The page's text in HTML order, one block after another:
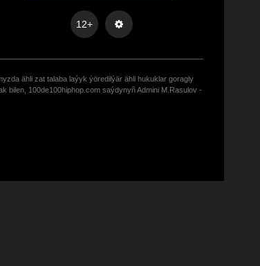
12+
ähli zat talaba laýyk ýöredilýär ähli hukuklar goragly
bilen, 100de100hiphop.com saýdynyñ Admini M.Rasulov -